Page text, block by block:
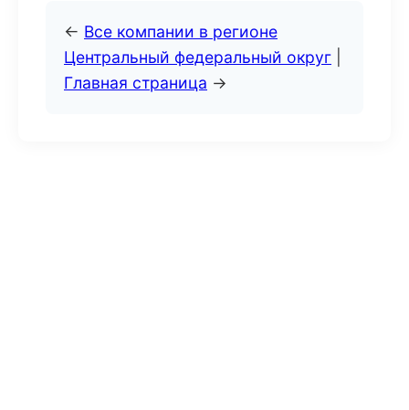
← Все компании в регионе
Центральный федеральный округ
Главная страница →